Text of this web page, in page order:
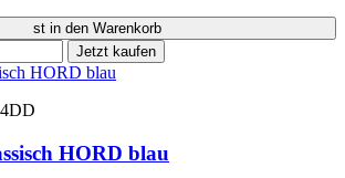
st in den Warenkorb
Jetzt kaufen
HORD blau